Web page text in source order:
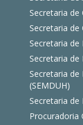
Secretaria de
Secretaria de
Secretaria de
Secretaria de
Secretaria
(SEMDUH)
Secretaria de
Procuradoria